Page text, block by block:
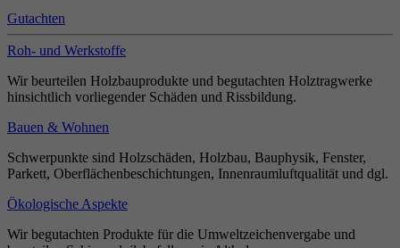
Gutachten
Roh- und Werkstoffe
Wir beurteilen Holzbauprodukte und begutachten Holztragwerke
hinsichtlich vorliegender Schäden und Rissbildung.
Bauen & Wohnen
Schwerpunkte sind Holzschäden, Holzbau, Bauphysik, Fenster,
Parkett, Oberflächenbeschichtungen, Innenraumluftqualität und dgl.
Ökologische Aspekte
Wir begutachten Produkte für die Umweltzeichenvergabe und